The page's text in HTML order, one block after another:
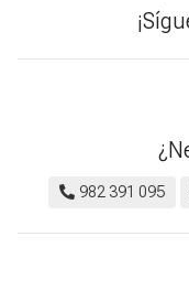
982 391 095